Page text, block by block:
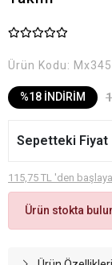
Ürün Kodu:
%18 İNDİRİM
Sepetteki Fiyat
115,75 TL 'den
Ürün stokta